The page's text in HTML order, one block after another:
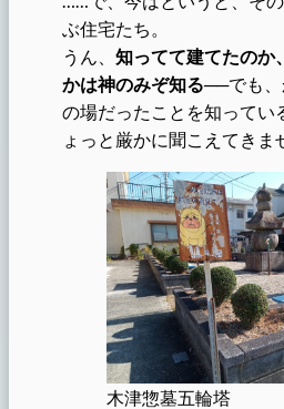
ぶ住宅たち。
うん、 知ってて建てたのか
かは神のみぞ知る──でも、
の場だったことを知ってい
ょっと厳かに聞こえてきま
木津惣墓五輪塔